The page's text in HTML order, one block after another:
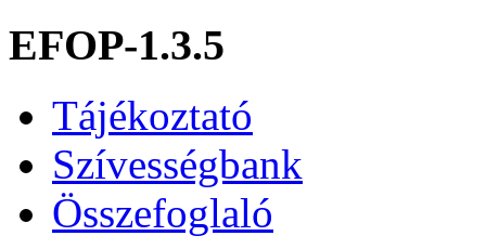
EFOP-1.3.5
Tájékoztató
Szívességbank
Összefoglaló